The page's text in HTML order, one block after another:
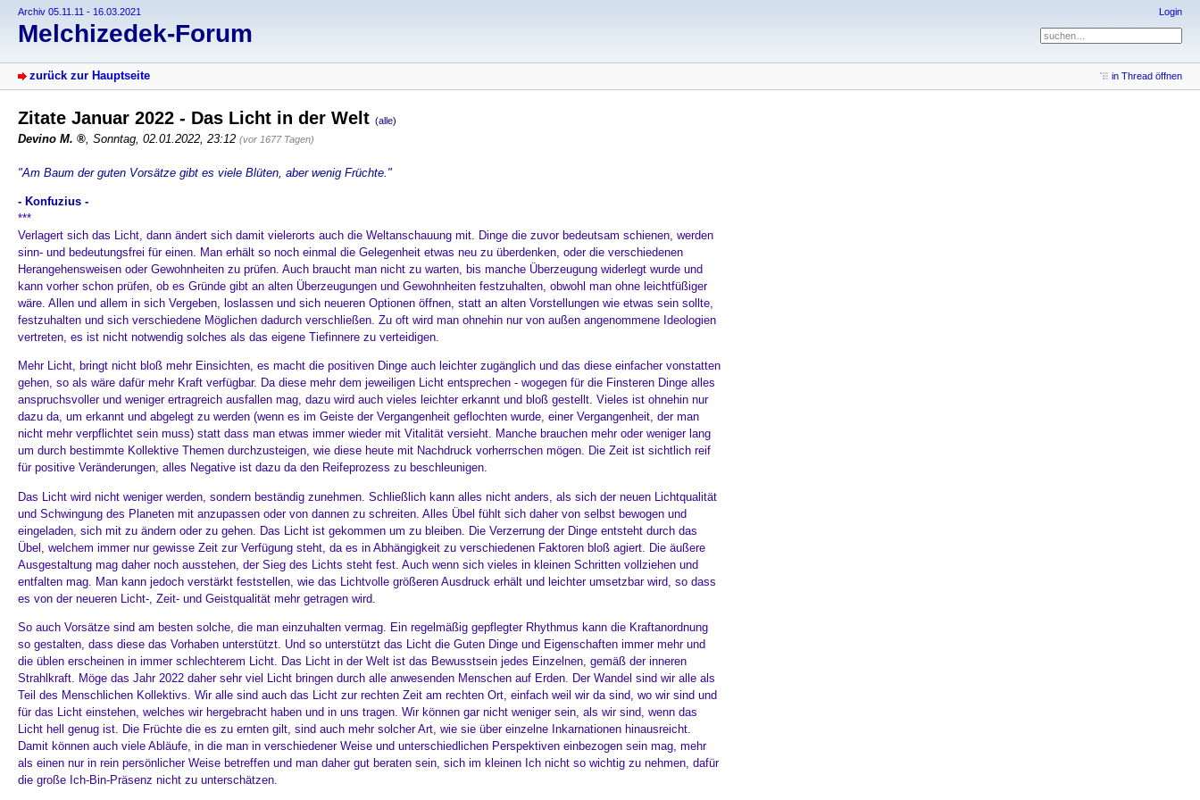
Archiv 05.11.11 - 16.03.2021
Melchizedek-Forum
Login
zurück zur Hauptseite in Thread öffnen
Zitate Januar 2022 - Das Licht in der Welt (alle)
Devino M. , Sonntag, 02.01.2022, 23:12 (vor 1677 Tagen)
"Am Baum der guten Vorsätze gibt es viele Blüten, aber wenig Früchte."
- Konfuzius -
***
Verlagert sich das Licht, dann ändert sich damit vielerorts auch die Weltanschauung mit. Dinge die zuvor bedeutsam schienen, werden
sinn- und bedeutungsfrei für einen. Man erhält so noch einmal die Gelegenheit etwas neu zu überdenken, oder die verschiedenen
Herangehensweisen oder Gewohnheiten zu prüfen. Auch braucht man nicht zu warten, bis manche Überzeugung widerlegt wurde und
kann vorher schon prüfen, ob es Gründe gibt an alten Überzeugungen und Gewohnheiten festzuhalten, obwohl man ohne leichtfüßiger
wäre. Allen und allem in sich Vergeben, loslassen und sich neueren Optionen öffnen, statt an alten Vorstellungen wie etwas sein sollte,
festzuhalten und sich verschiedene Möglichen dadurch verschließen. Zu oft wird man ohnehin nur von außen angenommene Ideologien
vertreten, es ist nicht notwendig solches als das eigene Tiefinnere zu verteidigen.
Mehr Licht, bringt nicht bloß mehr Einsichten, es macht die positiven Dinge auch leichter zugänglich und das diese einfacher vonstatten
gehen, so als wäre dafür mehr Kraft verfügbar. Da diese mehr dem jeweiligen Licht entsprechen - wogegen für die Finsteren Dinge alles
anspruchsvoller und weniger ertragreich ausfallen mag, dazu wird auch vieles leichter erkannt und bloß gestellt. Vieles ist ohnehin nur
dazu da, um erkannt und abgelegt zu werden (wenn es im Geiste der Vergangenheit geflochten wurde, einer Vergangenheit, der man
nicht mehr verpflichtet sein muss) statt dass man etwas immer wieder mit Vitalität versieht. Manche brauchen mehr oder weniger lang
um durch bestimmte Kollektive Themen durchzusteigen, wie diese heute mit Nachdruck vorherrschen mögen. Die Zeit ist sichtlich reif
für positive Veränderungen, alles Negative ist dazu da den Reifeprozess zu beschleunigen.
Das Licht wird nicht weniger werden, sondern beständig zunehmen. Schließlich kann alles nicht anders, als sich der neuen Lichtqualität
und Schwingung des Planeten mit anzupassen oder von dannen zu schreiten. Alles Übel fühlt sich daher von selbst bewogen und
eingeladen, sich mit zu ändern oder zu gehen. Das Licht ist gekommen um zu bleiben. Die Verzerrung der Dinge entsteht durch das
Übel, welchem immer nur gewisse Zeit zur Verfügung steht, da es in Abhängigkeit zu verschiedenen Faktoren bloß agiert. Die äußere
Ausgestaltung mag daher noch ausstehen, der Sieg des Lichts steht fest. Auch wenn sich vieles in kleinen Schritten vollziehen und
entfalten mag. Man kann jedoch verstärkt feststellen, wie das Lichtvolle größeren Ausdruck erhält und leichter umsetzbar wird, so dass
es von der neueren Licht-, Zeit- und Geistqualität mehr getragen wird.
So auch Vorsätze sind am besten solche, die man einzuhalten vermag. Ein regelmäßig gepflegter Rhythmus kann die Kraftanordnung
so gestalten, dass diese das Vorhaben unterstützt. Und so unterstützt das Licht die Guten Dinge und Eigenschaften immer mehr und
die üblen erscheinen in immer schlechterem Licht. Das Licht in der Welt ist das Bewusstsein jedes Einzelnen, gemäß der inneren
Strahlkraft. Möge das Jahr 2022 daher sehr viel Licht bringen durch alle anwesenden Menschen auf Erden. Der Wandel sind wir alle als
Teil des Menschlichen Kollektivs. Wir alle sind auch das Licht zur rechten Zeit am rechten Ort, einfach weil wir da sind, wo wir sind und
für das Licht einstehen, welches wir hergebracht haben und in uns tragen. Wir können gar nicht weniger sein, als wir sind, wenn das
Licht hell genug ist. Die Früchte die es zu ernten gilt, sind auch mehr solcher Art, wie sie über einzelne Inkarnationen hinausreicht.
Damit können auch viele Abläufe, in die man in verschiedener Weise und unterschiedlichen Perspektiven einbezogen sein mag, mehr
als einen nur in rein persönlicher Weise betreffen und man daher gut beraten sein, sich im kleinen Ich nicht so wichtig zu nehmen, dafür
die große Ich-Bin-Präsenz nicht zu unterschätzen.